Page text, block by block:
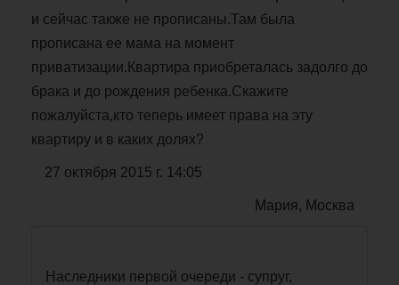
и сейчас также не прописаны.Там была
прописана ее мама на момент
приватизации.Квартира приобреталась задолго до
брака и до рождения ребенка.Скажите
пожалуйста,кто теперь имеет права на эту
квартиру и в каких долях?
27 октября 2015 г. 14:05
Мария, Москва
Наследники первой очереди - супруг,